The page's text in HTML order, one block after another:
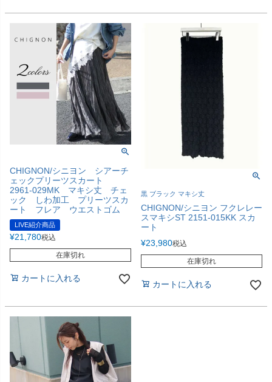
CHIGNON/シニヨン シアーチ
ェックプリーツスカート
2961-029MK マキシ丈 チェ
ック しわ加工 プリーツスカ
ート フレア ウエストゴム
LIVE紹介商品
¥21,780税込
在庫切れ
カートに入れる
黒 ブラック マキシ丈
CHIGNON/シニヨン フクレレー
スマキシST 2151-015KK スカ
ート
¥23,980税込
在庫切れ
カートに入れる